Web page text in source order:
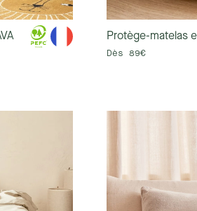
Protège-matelas
Dès 89€